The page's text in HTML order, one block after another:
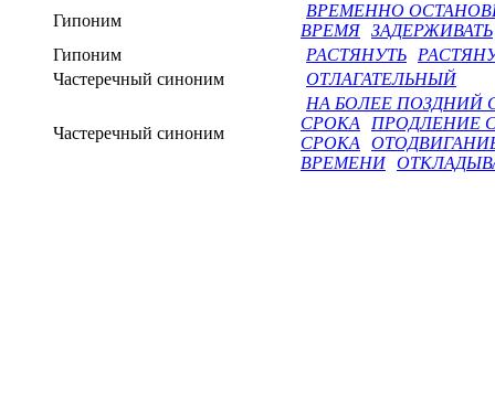
Гипоним
ВРЕМЕННО
ВРЕМЯ ЗАДЕРЖИВАТЬ
Гипоним
РАСТЯНУТЬ
Частеречный синоним
ОТЛАГАТЕЛЬНЫЙ
Частеречный синоним
НА БОЛЕЕ ПОЗДНИЙ
СРОКА
ПРОДЛЕНИЕ
СРОКА
ВРЕМЕНИ